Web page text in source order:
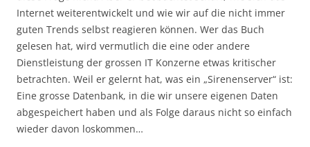
Internet weiterentwickelt und wie wir auf die nicht immer
guten Trends selbst reagieren können. Wer das Buch
gelesen hat, wird vermutlich die eine oder andere
Dienstleistung der grossen IT Konzerne etwas kritischer
betrachten. Weil er gelernt hat, was ein „Sirenenserver“ ist:
Eine grosse Datenbank, in die wir unsere eigenen Daten
abgespeichert haben und als Folge daraus nicht so einfach
wieder davon loskommen…